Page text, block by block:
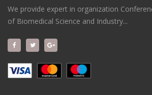
We provide expert in organization
of Biomedical Science and Industry...